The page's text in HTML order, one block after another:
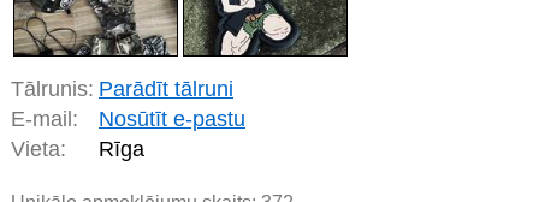
Tālrunis: Parādīt tālruni
E-mail:
Nosūtīt e-pastu
Vieta:
Rīga